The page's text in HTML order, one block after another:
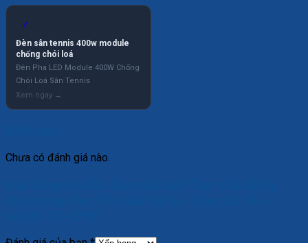
✓
Đèn sân tennis 400w module
chống chói loá
Đèn Pha LED Module 400W Chống
Chói Loá Sân Tennis
Chưa có đánh giá nào.